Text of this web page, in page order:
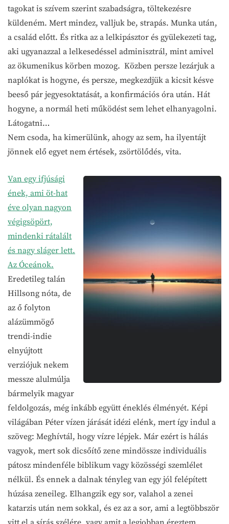
tagokat is szívem szerint szabadságra, töltekezésre
küldeném. Mert mindez, valljuk be, strapás. Munka után,
a család előtt. És ritka az a lelkipásztor és gyülekezeti tag,
aki ugyanazzal a lelkesedéssel adminisztrál, mint amivel
az ökumenikus körben mozog. Közben persze lezárjuk a
naplókat is hogyne, és persze, megkezdjük a kicsit késve
beeső pár jegyesoktatását, a konfirmációs óra után. Hát
hogyne, a normál heti működést sem lehet elhanyagolni.
Látogatni…
Nem csoda, ha kimerülünk, ahogy az sem, ha ilyentájt
jönnek elő egyet nem értések, zsörtölődés, vita.
Van egy ifjúsági
ének, ami öt-hat
éve olyan nagyon
végigsöpört,
mindenki rátalált
és nagy sláger lett.
Az Óceánok.
Eredetileg talán
Hillsong nóta, de
az ő folyton
alázümmögő
trendi-indie
elnyújtott
verziójuk nekem
messze alulmúlja
bármelyik magyar
feldolgozás, még inkább együtt éneklés élményét. Képi
világában Péter vízen járását idézi elénk, mert így indul a
szöveg: Meghívtál, hogy vízre lépjek. Már ezért is hálás
vagyok, mert sok dicsőítő zene mindössze individuális
pátosz mindenféle biblikum vagy közösségi szemlélet
nélkül. És ennek a dalnak tényleg van egy jól felépített
húzása zeneileg. Elhangzik egy sor, valahol a zenei
katarzis után nem sokkal, és ez az a sor, ami a legtöbbször